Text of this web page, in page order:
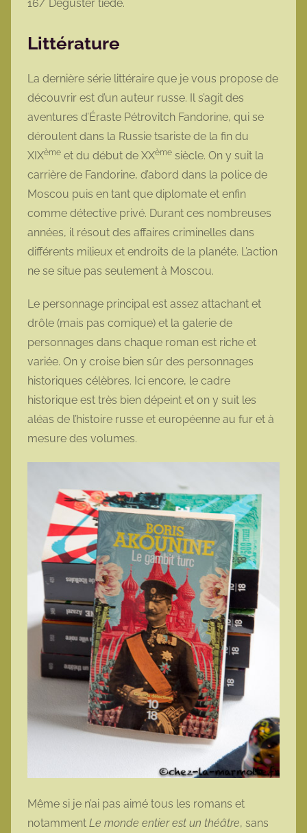
16/ Déguster tiède.
Littérature
La dernière série littéraire que je vous propose de
découvrir est d’un auteur russe. Il s’agit des
aventures d’Éraste Pétrovitch Fandorine, qui se
déroulent dans la Russie tsariste de la fin du
XIXème et du début de XXème siècle. On y suit la
carrière de Fandorine, d’abord dans la police de
Moscou puis en tant que diplomate et enfin
comme détective privé. Durant ces nombreuses
années, il résout des affaires criminelles dans
différents milieux et endroits de la planéte. L’action
ne se situe pas seulement à Moscou.
Le personnage principal est assez attachant et
drôle (mais pas comique) et la galerie de
personnages dans chaque roman est riche et
variée. On y croise bien sûr des personnages
historiques célèbres. Ici encore, le cadre
historique est très bien dépeint et on y suit les
aléas de l’histoire russe et européenne au fur et à
mesure des volumes.
Même si je n’ai pas aimé tous les romans et
notamment Le monde entier est un théâtre, sans